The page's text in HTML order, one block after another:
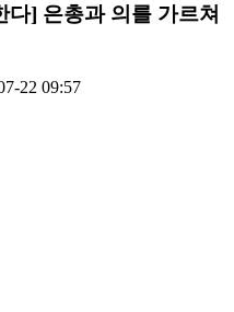
] 은총과 의를 가르쳐
22 09:57